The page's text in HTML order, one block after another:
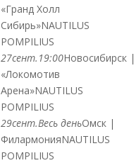
«Гранд Холл
Сибирь»NAUTILUS
POMPILIUS
27сент. 19:00Новосибирск |
«Локомотив
Арена»NAUTILUS
POMPILIUS
29сент.Весь деньОмск |
ФилармонияNAUTILUS
POMPILIUS